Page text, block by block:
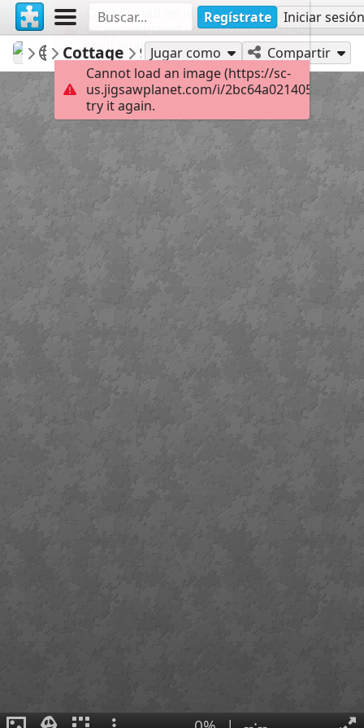
Regístrate Iniciar sesión
macayran
COTTAGE
Cottage 96
Jugar como Compartir
Cannot load an image (https://sc-
us.jigsawplanet.com/i/
try it again.